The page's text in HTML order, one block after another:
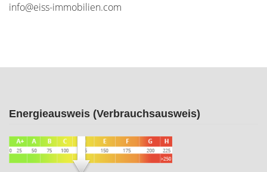
info@eiss-immobilien.com
Energieausweis (Verbrauchsausweis)